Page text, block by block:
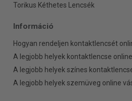
Torikus Kéthetes Lencsék
Információ
Hogyan rendeljen kontaktlencsét
A legjobb helyek kontaktlencse
A legjobb helyek színes
A legjobb helyek szemüveg online